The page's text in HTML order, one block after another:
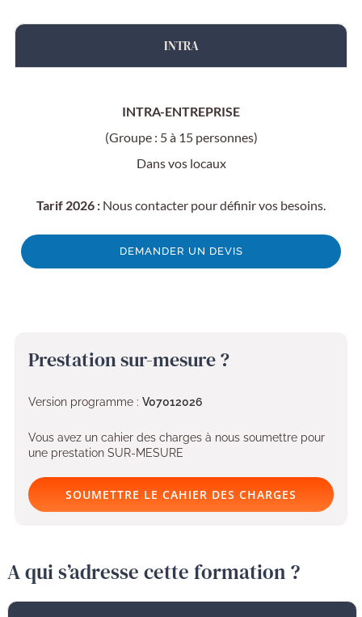
INTRA
INTRA-ENTREPRISE
(Groupe : 5 à 15 personnes)
Dans vos locaux
Tarif 2026 : Nous contacter pour définir vos besoins.
DEMANDER UN DEVIS
Prestation sur-mesure ?
Version programme : V07012026
Vous avez un cahier des charges à nous soumettre pour
une prestation SUR-MESURE
SOUMETTRE LE CAHIER DES CHARGES
A qui s’adresse cette formation ?